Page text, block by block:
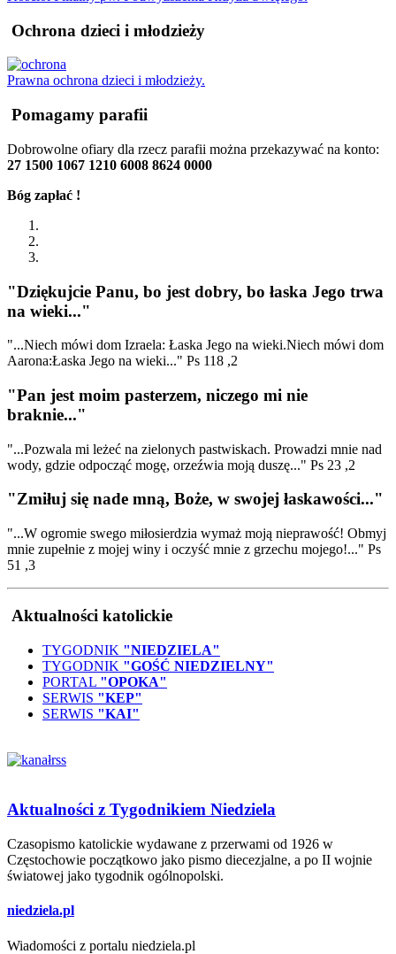
Ochrona dzieci i młodzieży
Prawna ochrona dzieci i młodzieży.
Pomagamy parafii
Dobrowolne ofiary dla rzecz parafii można przekazywać na konto:
27 1500 1067 1210 6008 8624 0000
Bóg zapłać !
"Dziękujcie Panu, bo jest dobry, bo łaska Jego trwa
na wieki..."
"...Niech mówi dom Izraela: Łaska Jego na wieki.Niech mówi dom
Aarona:Łaska Jego na wieki..." Ps 118 ,2
"Pan jest moim pasterzem, niczego mi nie
braknie..."
"...Pozwala mi leżeć na zielonych pastwiskach. Prowadzi mnie nad
wody, gdzie odpocząć mogę, orzeźwia moją duszę..." Ps 23 ,2
"Zmiłuj się nade mną, Boże, w swojej łaskawości..."
"...W ogromie swego miłosierdzia wymaż moją nieprawość! Obmyj
mnie zupełnie z mojej winy i oczyść mnie z grzechu mojego!..." Ps
51 ,3
Aktualności katolickie
TYGODNIK "NIEDZIELA"
TYGODNIK "GOŚĆ NIEDZIELNY"
PORTAL "OPOKA"
SERWIS "KEP"
SERWIS "KAI"
Aktualności z Tygodnikiem Niedziela
Czasopismo katolickie wydawane z przerwami od 1926 w
Częstochowie początkowo jako pismo diecezjalne, a po II wojnie
światowej jako tygodnik ogólnopolski.
niedziela.pl
Wiadomości z portalu niedziela.pl